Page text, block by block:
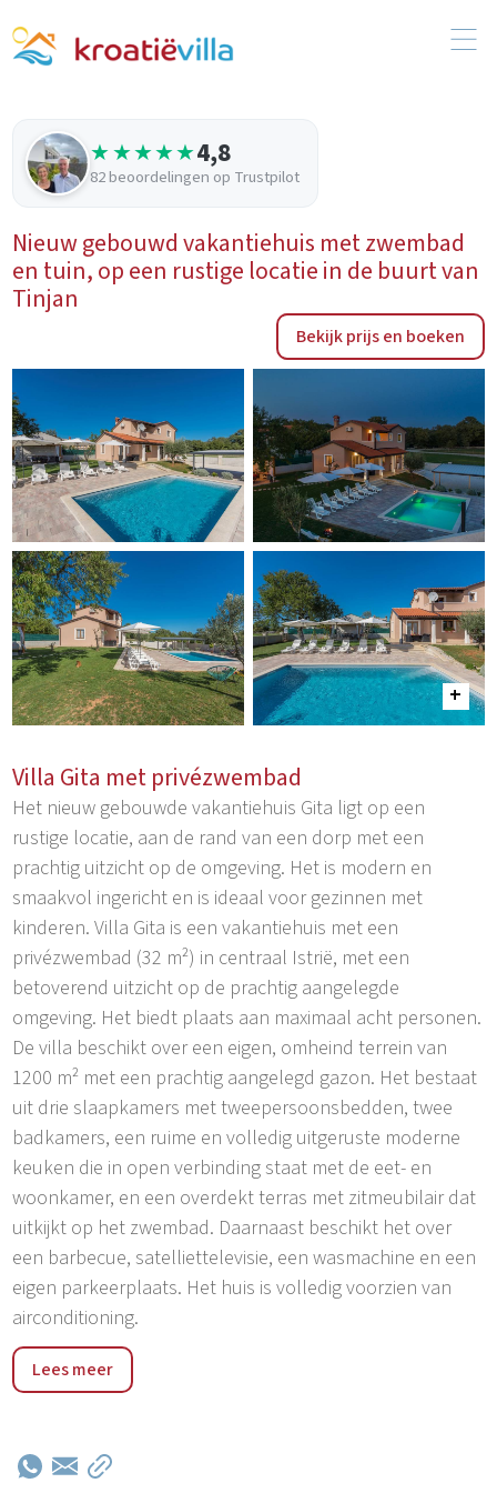
★★★★★4,8
82 beoordelingen op Trustpilot
Nieuw gebouwd vakantiehuis met zwembad
en tuin, op een rustige locatie in de buurt van
Tinjan
Bekijk prijs en boeken
Villa Gita met privézwembad
Het nieuw gebouwde vakantiehuis Gita ligt op een
rustige locatie, aan de rand van een dorp met een
prachtig uitzicht op de omgeving. Het is modern en
smaakvol ingericht en is ideaal voor gezinnen met
kinderen. Villa Gita is een vakantiehuis met een
privézwembad (32 m²) in centraal Istrië, met een
betoverend uitzicht op de prachtig aangelegde
omgeving. Het biedt plaats aan maximaal acht personen.
De villa beschikt over een eigen, omheind terrein van
1200 m² met een prachtig aangelegd gazon. Het bestaat
uit drie slaapkamers met tweepersoonsbedden, twee
badkamers, een ruime en volledig uitgeruste moderne
keuken die in open verbinding staat met de eet- en
woonkamer, en een overdekt terras met zitmeubilair dat
uitkijkt op het zwembad. Daarnaast beschikt het over
een barbecue, satelliettelevisie, een wasmachine en een
eigen parkeerplaats. Het huis is volledig voorzien van
airconditioning.
Grintovica is een klein dorpje in de buurt van Tinjan – de
stad van de Istrische ham. Tinjan is een klein stadje in het
dichtstbijzijnde stranden, zoals Zelena en Plava Laguna.
Lees meer